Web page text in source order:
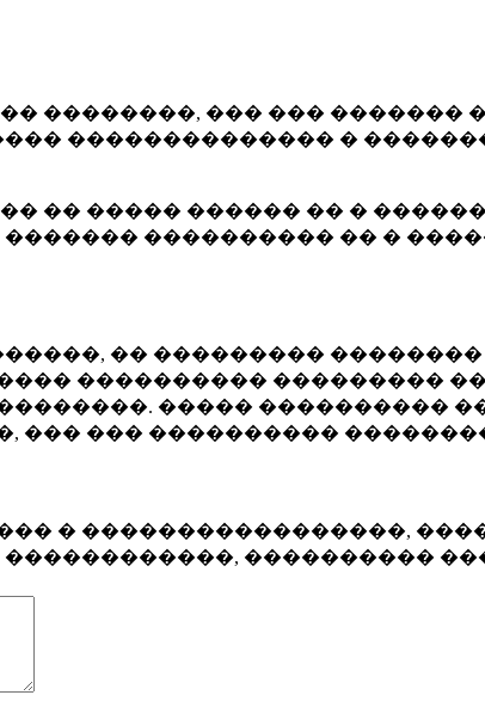
��������, ��� ��� �������
�������������� �
�� ����� ������ �� �
���������� �� �
�� ���������
���������� ���������
����� ����������
��� ��� ����������
� �����������������,
����������